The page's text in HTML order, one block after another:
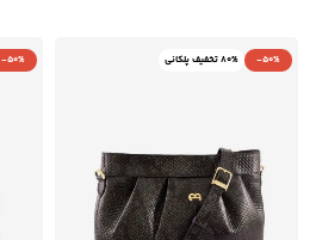
-50% 80% تخفیف پلکانی -50%